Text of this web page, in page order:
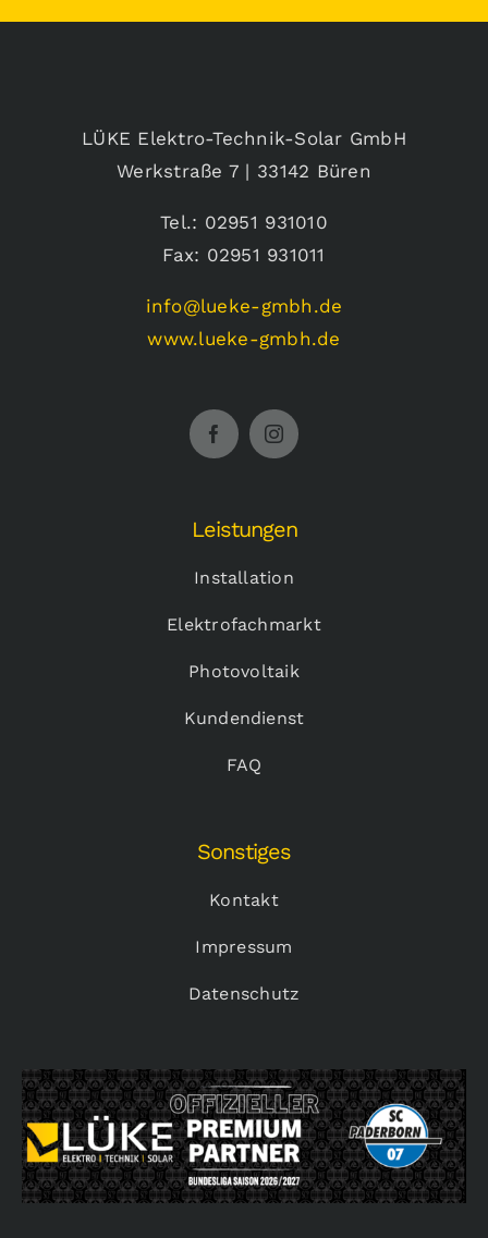
LÜKE Elektro-Technik-Solar GmbH
Werkstraße 7 | 33142 Büren
Tel.: 02951 931010
Fax: 02951 931011
info@lueke-gmbh.de
www.lueke-gmbh.de
Leistungen
Installation
Elektrofachmarkt
Photovoltaik
Kundendienst
FAQ
Sonstiges
Kontakt
Impressum
Datenschutz